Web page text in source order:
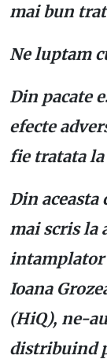
mai bun
Ne luptam
Din pacate
efecte
fie tratata
Din
mai scris la
intamplator
Ioana
(HiQ), ne-
distribuind